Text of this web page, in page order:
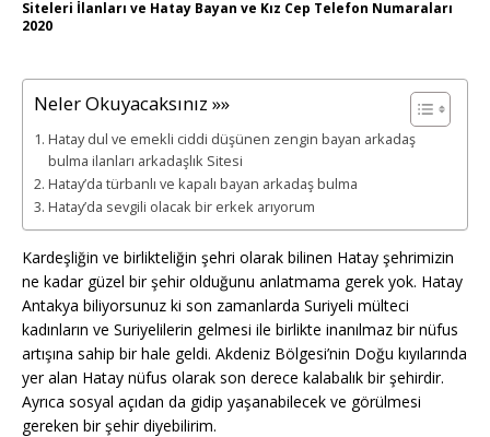
Siteleri İlanları ve Hatay Bayan ve Kız Cep Telefon Numaraları
2020
Neler Okuyacaksınız »»
Hatay dul ve emekli ciddi düşünen zengin bayan arkadaş
bulma ilanları arkadaşlık Sitesi
Hatay’da türbanlı ve kapalı bayan arkadaş bulma
Hatay’da sevgili olacak bir erkek arıyorum
Kardeşliğin ve birlikteliğin şehri olarak bilinen Hatay şehrimizin
ne kadar güzel bir şehir olduğunu anlatmama gerek yok. Hatay
Antakya biliyorsunuz ki son zamanlarda Suriyeli mülteci
kadınların ve Suriyelilerin gelmesi ile birlikte inanılmaz bir nüfus
artışına sahip bir hale geldi. Akdeniz Bölgesi’nin Doğu kıyılarında
yer alan Hatay nüfus olarak son derece kalabalık bir şehirdir.
Ayrıca sosyal açıdan da gidip yaşanabilecek ve görülmesi
gereken bir şehir diyebilirim.